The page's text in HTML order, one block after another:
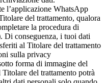
l’applicazione WhatsApp
del trattamento, qualora
la procedura di
Di conseguenza, i tuoi dati
al Titolare del trattamento
sulla privacy
forma di immagine del
del trattamento potrà